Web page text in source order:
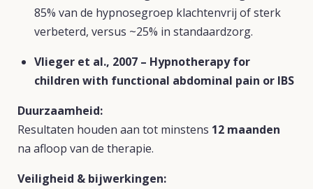
85% van de hypnosegroep klachtenvrij of sterk
verbeterd, versus ~25% in standaardzorg.
Vlieger et al., 2007 – Hypnotherapy for
children with functional abdominal pain or IBS
Duurzaamheid:
Resultaten houden aan tot minstens 12 maanden
na afloop van de therapie.
Veiligheid & bijwerkingen: